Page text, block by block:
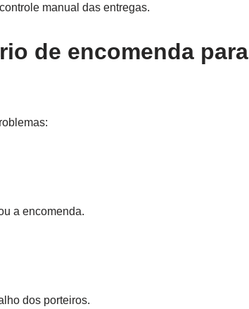
manual das entregas.
de encomenda para
a encomenda.
dos porteiros.